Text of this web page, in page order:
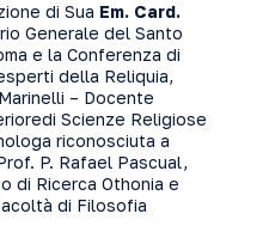
di Sua Em. Card.
Generale del Santo
e la Conferenza di
della Reliquia,
– Docente
Scienze Religiose
riconosciuta a
P. Rafael Pascual,
di Ricerca Othonia e
di Filosofia